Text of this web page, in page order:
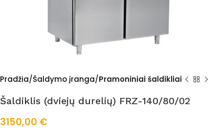
Pradžia Šaldymo įranga Pramoniniai šaldikliai
Šaldiklis (dviejų durelių) FRZ-140/80/02
3150,00 €